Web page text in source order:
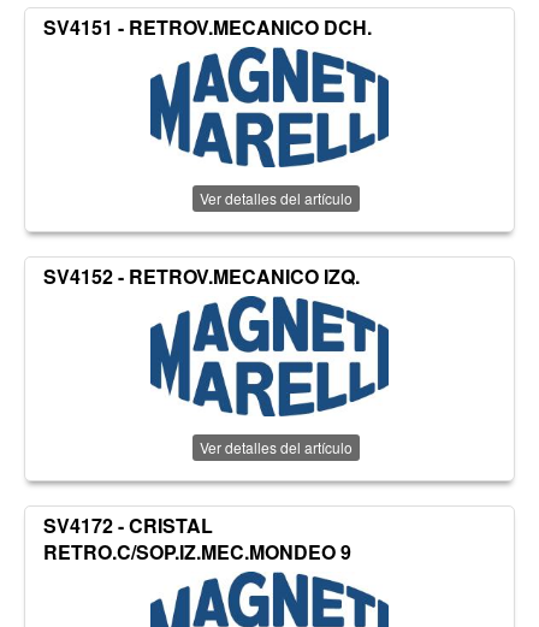
SV4151 - RETROV.MECANICO DCH.
Ver detalles del artículo
SV4152 - RETROV.MECANICO IZQ.
Ver detalles del artículo
SV4172 - CRISTAL
RETRO.C/SOP.IZ.MEC.MONDEO 9